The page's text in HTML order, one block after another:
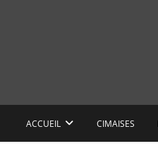
ACCUEIL CIMAISES